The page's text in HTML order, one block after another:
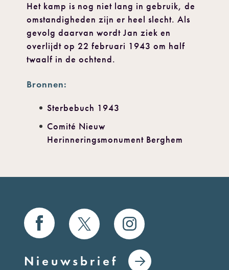
Het kamp is nog niet lang in gebruik, de
omstandigheden zijn er heel slecht. Als
gevolg daarvan wordt Jan ziek en
overlijdt op 22 februari 1943 om half
twaalf in de ochtend.
Bronnen:
Sterbebuch 1943
Comité Nieuw
Herinneringsmonument Berghem
Nieuwsbrief